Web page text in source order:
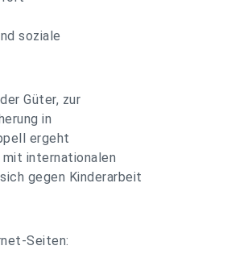
soziale
Güter, zur
in
ergeht
mit internationalen
gegen Kinderarbeit
Seiten: